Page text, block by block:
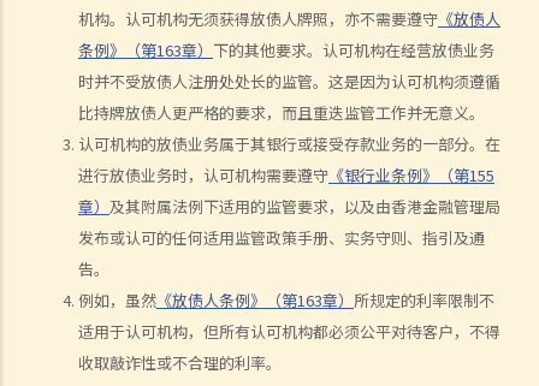
机构。认可机构无须获得放债人牌照，亦不需要遵守 《放债人
条例》（第163章） 下的其他要求。认可机构在经营放债业务
时并不受放债人注册处处长的监管。这是因为认可机构须遵循
比持牌放债人更严格的要求，而且重迭监管工作并无意义。
认可机构的放债业务属于其银行或接受存款业务的一部分。在
进行放债业务时，认可机构需要遵守 《银行业条例》（第155
章） 及其附属法例下适用的监管要求，以及由香港金融管理局
发布或认可的任何适用监管政策手册、实务守则、指引及通
告。
例如，虽然 《放债人条例》（第163章） 所规定的利率限制不
适用于认可机构，但所有认可机构都必须公平对待客户，不得
收取敲诈性或不合理的利率。
6. 重新商议敲诈性交易
7. 对持牌放债人的投诉
8. 常见问题
3. 《放债人条例》（第163章）是否涵盖租购交易？
4. 在放债及借款方面，银行与持牌放债人有哪些分别？
《当押商条例》
1. 质押及当押是甚么?
2. 哪些人需要获得当押商牌照？
3. 申请牌照的资格要求是什么？